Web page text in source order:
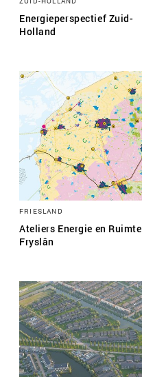
Energieperspectief Zuid-
Holland
FRIESLAND
Ateliers Energie en Ruimte
Fryslân